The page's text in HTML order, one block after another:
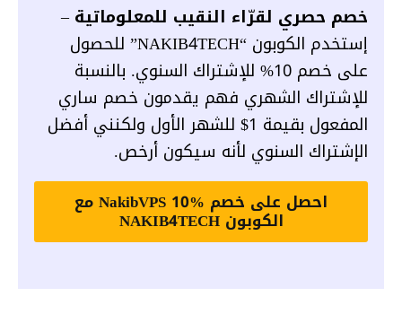
خصم حصري لقرّاء النقيب للمعلوماتية–
إستخدم الكوبون “NAKIB4TECH” للحصول
على خصم 10% للإشتراك السنوي. بالنسبة
للإشتراك الشهري فهم يقدمون خصم ساري
المفعول بقيمة 1$ للشهر الأول ولكنني أفضل
الإشتراك السنوي لأنه سيكون أرخص.
احصل على خصم NakibVPS 10% مع
الكوبون NAKIB4TECH